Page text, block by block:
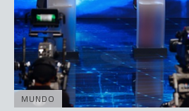
MUNDO